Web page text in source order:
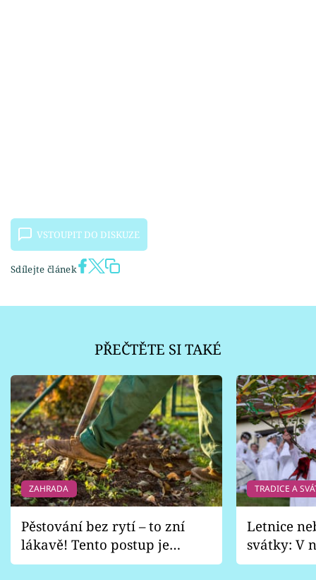
VSTOUPIT DO DISKUZE
Sdílejte článek
PŘEČTĚTE SI TAKÉ
ZAHRADA
Pěstování bez rytí – to zní
lákavě! Tento postup je
vhodný jen pro některé
TRADICE A
Letnice
svátky: V
pondělí